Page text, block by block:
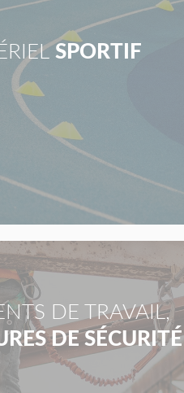
SPORTIF
DE TRAVAIL,
DE SÉCURITÉ